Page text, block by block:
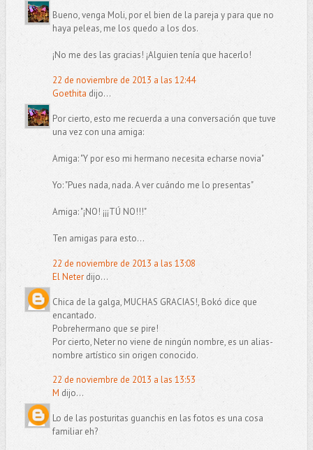
Bueno, venga Moli, por el bien de la pareja y para que no
haya peleas, me los quedo a los dos.
¡No me des las gracias! ¡Alguien tenía que hacerlo!
22 de noviembre de 2013 a las 12:44
Goethita dijo...
Por cierto, esto me recuerda a una conversación que tuve
una vez con una amiga:
Amiga: "Y por eso mi hermano necesita echarse novia"
Yo: "Pues nada, nada. A ver cuándo me lo presentas"
Amiga: "¡NO! ¡¡¡TÚ NO!!!"
Ten amigas para esto...
22 de noviembre de 2013 a las 13:08
El Neterdijo...
Chica de la galga, MUCHAS GRACIAS!, Bokó dice que
encantado.
Pobrehermano que se pire!
Por cierto, Neter no viene de ningún nombre, es un alias-
nombre artístico sin origen conocido.
22 de noviembre de 2013 a las 13:53
M dijo...
Lo de las posturitas guanchis en las fotos es una cosa
familiar eh?